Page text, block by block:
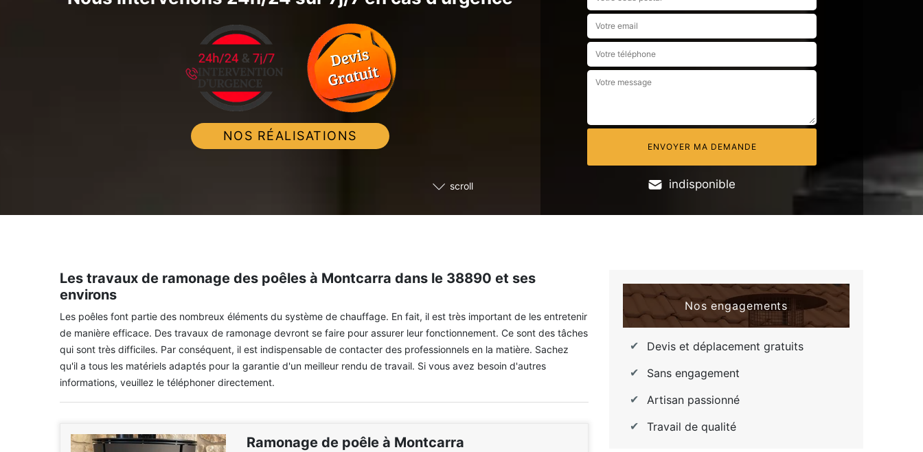
scroll
NOS RÉALISATIONS
indisponible
Les travaux de ramonage des poêles à Montcarra dans le 38890 et ses
environs
Les poêles font partie des nombreux éléments du système de chauffage. En fait, il est très important de les entretenir
de manière efficace. Des travaux de ramonage devront se faire pour assurer leur fonctionnement. Ce sont des tâches
qui sont très difficiles. Par conséquent, il est indispensable de contacter des professionnels en la matière. Sachez
qu'il a tous les matériels adaptés pour la garantie d'un meilleur rendu de travail. Si vous avez besoin d'autres
informations, veuillez le téléphoner directement.
Ramonage de poêle à Montcarra
Nos engagements
Devis et déplacement gratuits
Sans engagement
Artisan passionné
Travail de qualité